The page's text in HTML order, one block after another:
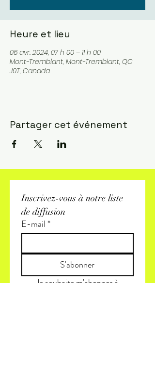
Heure et lieu
06 avr. 2024, 07 h 00 – 11 h 00
Mont-Tremblant, Mont-Tremblant, QC
J0T, Canada
Partager cet événement
Inscrivez-vous à notre liste
de diffusion
E-mail*
S'abonner
Je souhaite m'abonner à